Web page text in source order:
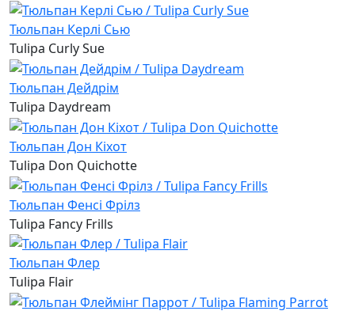
Тюльпан Керлі Сью
Tulipa Curly Sue
Тюльпан Дейдрім
Tulipa Daydream
Тюльпан Дон Кіхот
Tulipa Don Quichotte
Тюльпан Фенсі Фрілз
Tulipa Fancy Frills
Тюльпан Флер
Tulipa Flair